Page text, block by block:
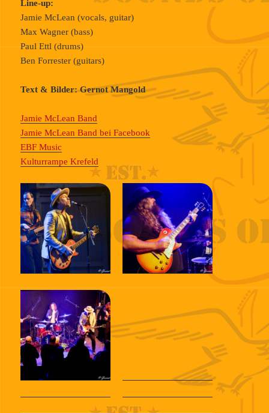
Line-up:
Jamie McLean (vocals, guitar)
Max Wagner (bass)
Paul Ettl (drums)
Ben Forrester (guitars)
Text & Bilder: Gernot Mangold
Jamie McLean Band
Jamie McLean Band bei Facebook
EBF Music
Kulturrampe Krefeld